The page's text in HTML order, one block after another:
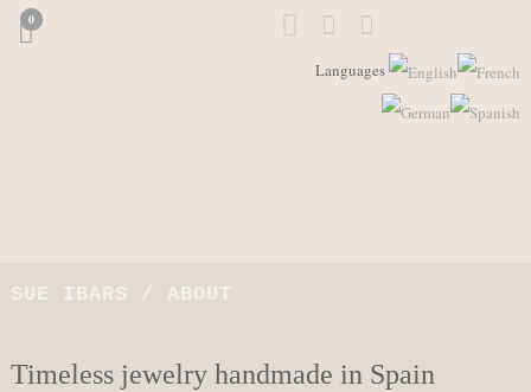
0
Languages
SUE IBARS / ABOUT
Timeless jewelry handmade in Spain